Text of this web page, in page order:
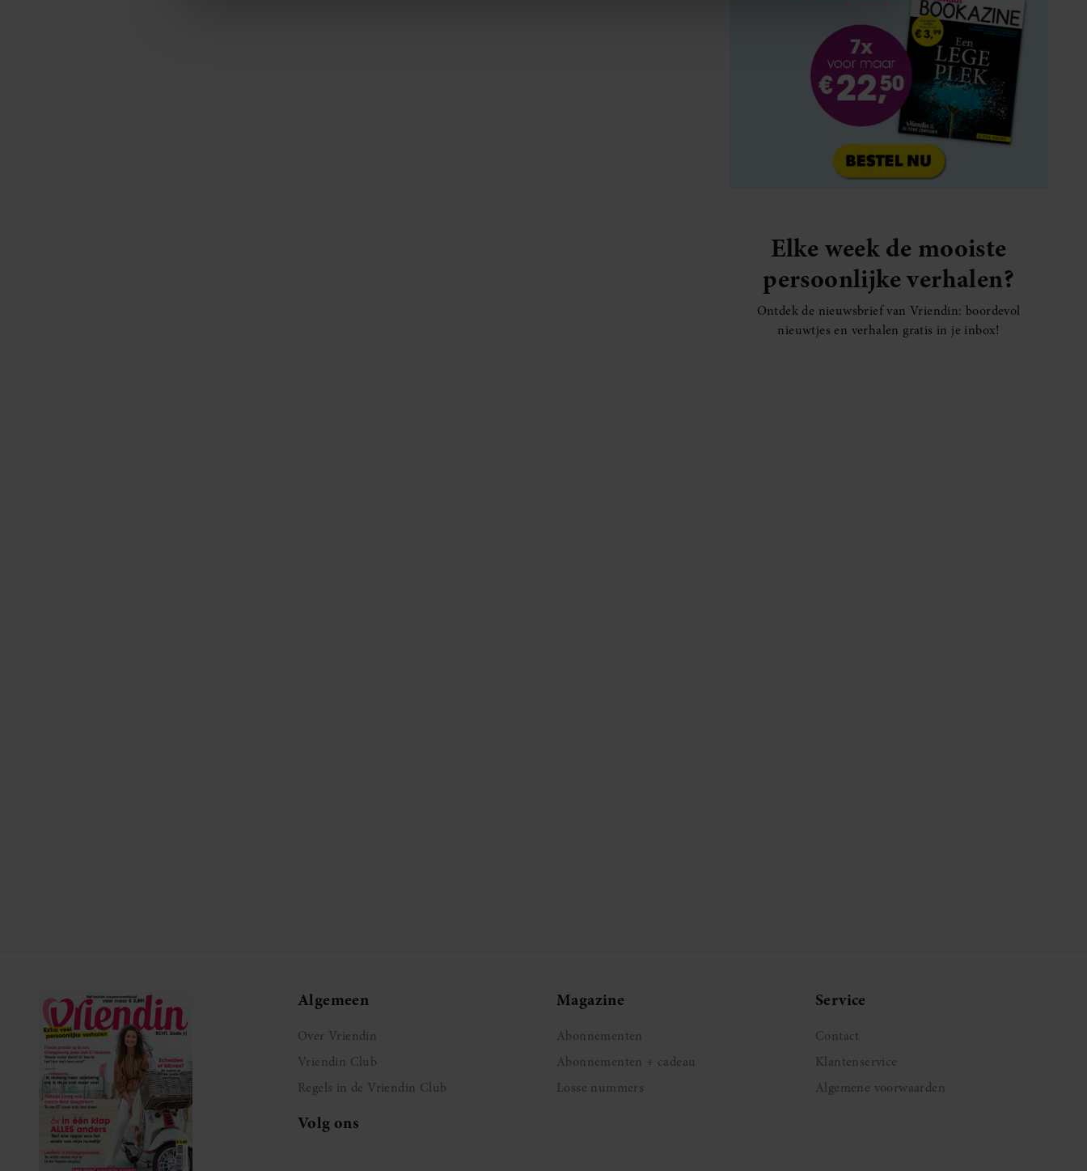
media, adverteren en analyse. Deze partners kunnen deze gegevens combineren met andere informatie die u aan ze heeft
verstrekt of die ze hebben verzameld op basis van uw gebruik van hun services. U gaat akkoord met onze cookies als u
Elke week de mooiste
persoonlijke verhalen?
Ontdek de nieuwsbrief van Vriendin: boordevol
nieuwtjes en verhalen gratis in je inbox!
Algemeen
Over Vriendin
Vriendin Club
Regels in de Vriendin Club
Volg ons
Magazine
Abonnementen
Abonnementen + cadeau
Losse nummers
Service
Contact
Klantenservice
Algemene voorwaarden